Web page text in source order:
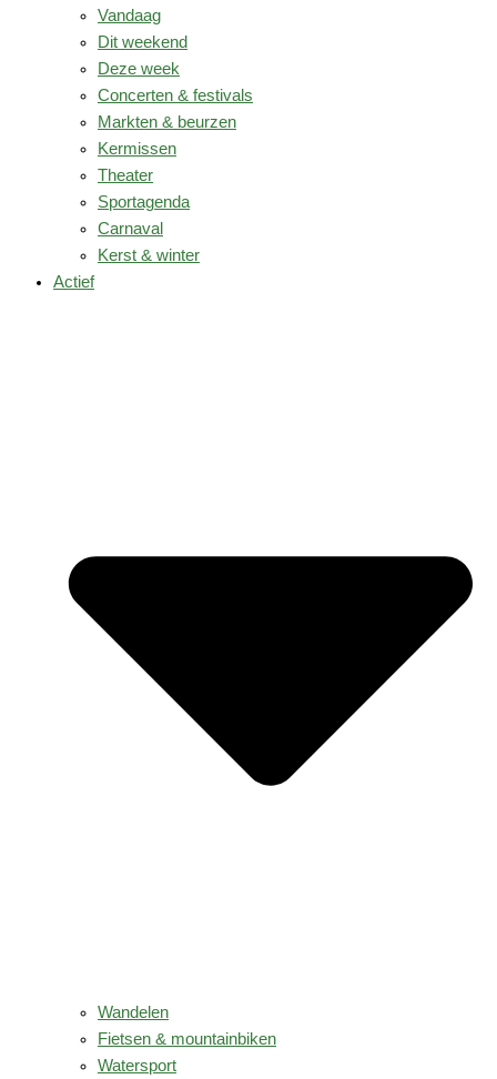
Vandaag
Dit weekend
Deze week
Concerten & festivals
Markten & beurzen
Kermissen
Theater
Sportagenda
Carnaval
Kerst & winter
Actief
Wandelen
Fietsen & mountainbiken
Watersport